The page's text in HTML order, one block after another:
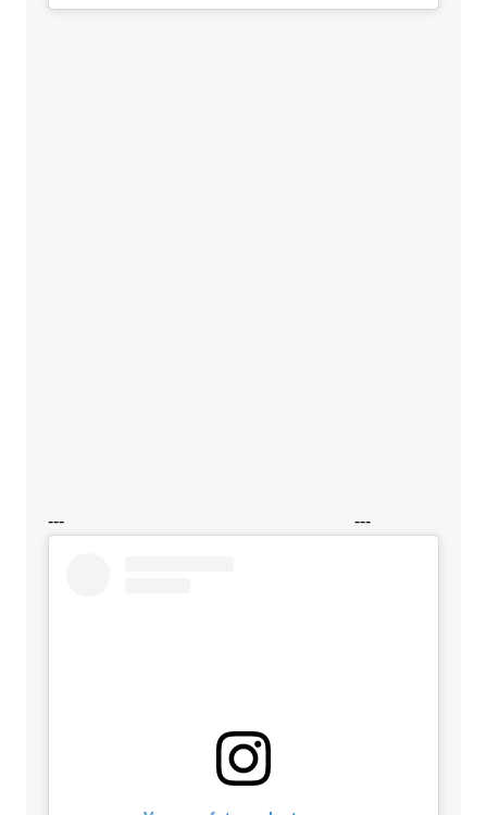
--- ---